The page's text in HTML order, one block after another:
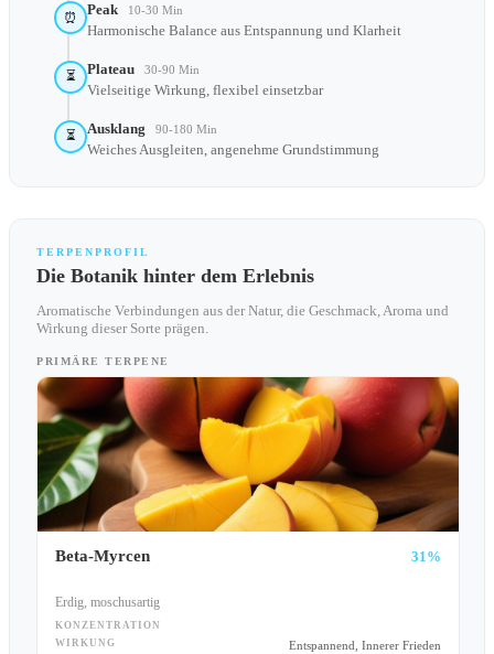
⏰ Peak 10-30 Min
Harmonische Balance aus Entspannung und Klarheit
⏳ Plateau 30-90 Min
Vielseitige Wirkung, flexibel einsetzbar
⏳ Ausklang 90-180 Min
Weiches Ausgleiten, angenehme Grundstimmung
TERPENPROFIL
Die Botanik hinter dem Erlebnis
Aromatische Verbindungen aus der Natur, die Geschmack, Aroma und
Wirkung dieser Sorte prägen.
PRIMÄRE TERPENE
Beta-Myrcen 31%
Erdig, moschusartig
KONZENTRATION
WIRKUNG
Entspannend, Innerer Frieden